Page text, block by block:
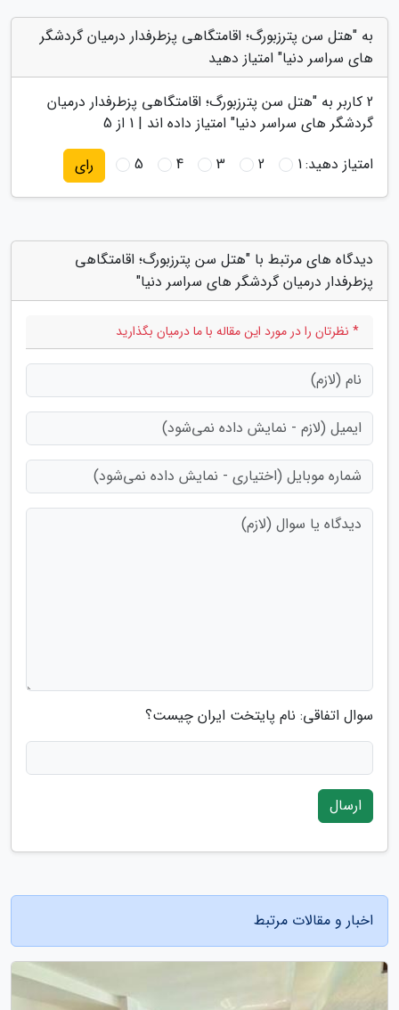
به "هتل سن پترزبورگ؛ اقامتگاهی پزطرفدار درمیان گردشگر
های سراسر دنیا" امتیاز دهید
2 کاربر به "هتل سن پترزبورگ؛ اقامتگاهی پزطرفدار درمیان
گردشگر های سراسر دنیا" امتیاز داده اند | 1 از 5
امتیاز دهید:1
2
3
4
5 رای
دیدگاه های مرتبط با "هتل سن پترزبورگ؛ اقامتگاهی
پزطرفدار درمیان گردشگر های سراسر دنیا"
* نظرتان را در مورد این مقاله با ما درمیان بگذارید
سوال اتفاقی: نام پایتخت ایران چیست؟
ارسال
اخبار و مقالات مرتبط